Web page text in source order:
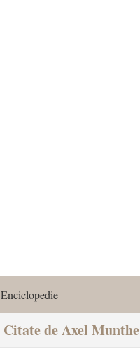
Enciclopedie
Citate de Axel Munthe